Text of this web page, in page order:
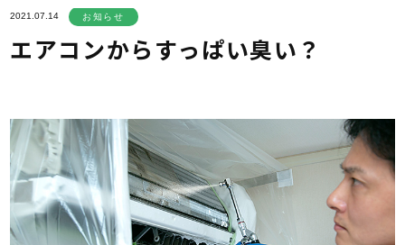
2021.07.14 お知らせ
エアコンからすっぱい臭い？